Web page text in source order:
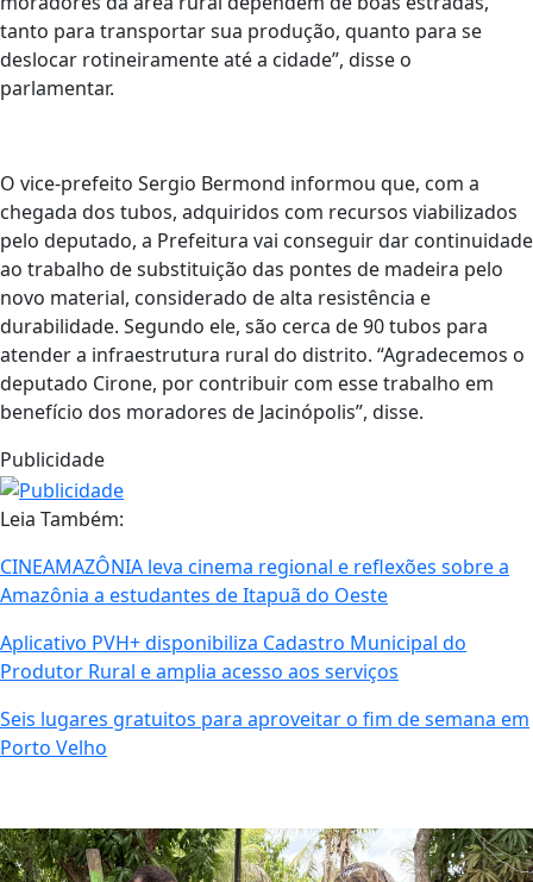
tanto para transportar sua produção, quanto para se
deslocar rotineiramente até a cidade”, disse o
parlamentar.
O vice-prefeito Sergio Bermond informou que, com a
chegada dos tubos, adquiridos com recursos viabilizados
pelo deputado, a Prefeitura vai conseguir dar continuidade
ao trabalho de substituição das pontes de madeira pelo
novo material, considerado de alta resistência e
durabilidade. Segundo ele, são cerca de 90 tubos para
atender a infraestrutura rural do distrito. “Agradecemos o
deputado Cirone, por contribuir com esse trabalho em
benefício dos moradores de Jacinópolis”, disse.
Publicidade
Leia Também:
CINEAMAZÔNIA leva cinema regional e reflexões sobre a
Amazônia a estudantes de Itapuã do Oeste
Aplicativo PVH+ disponibiliza Cadastro Municipal do
Produtor Rural e amplia acesso aos serviços
Seis lugares gratuitos para aproveitar o fim de semana em
Porto Velho